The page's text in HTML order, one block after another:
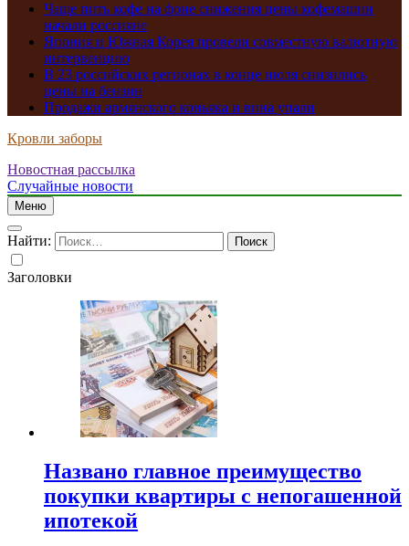
Чаще пить кофе на фоне снижения цены кофемашин
начали россияне
Япония и Южная Корея провели совместную валютную
интервенцию
В 23 российских регионах в конце июля снизились
цены на бензин
Продажи армянского коньяка и вина упали
Кровли заборы
Новостная рассылка
Случайные новости
Меню
Найти:
Заголовки
Названо главное преимущество
покупки квартиры с непогашенной
ипотекой